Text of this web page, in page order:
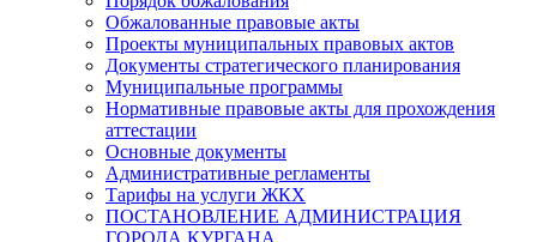
Обжалованные правовые акты
Проекты муниципальных правовых актов
Документы стратегического планирования
Муниципальные программы
Нормативные правовые акты для прохождения
аттестации
Основные документы
Административные регламенты
Тарифы на услуги ЖКХ
ПОСТАНОВЛЕНИЕ АДМИНИСТРАЦИЯ
ГОРОДА КУРГАНА